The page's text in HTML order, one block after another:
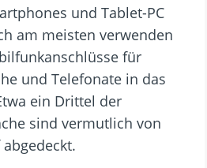
und Tablet-PC
am meisten verwenden
für
und Telefonate in das
ein Drittel der
sind vermutlich von